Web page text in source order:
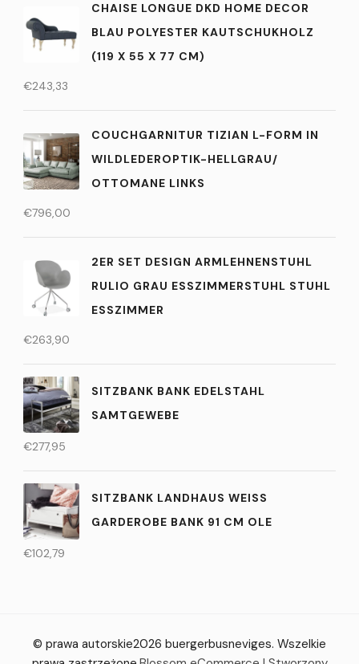
CHAISE LONGUE DKD HOME DECOR
BLAU POLYESTER KAUTSCHUKHOLZ
(119 X 55 X 77 CM)
€243,33
COUCHGARNITUR TIZIAN L-FORM IN
WILDLEDEROPTIK-HELLGRAU/
OTTOMANE LINKS
€796,00
2ER SET DESIGN ARMLEHNENSTUHL
RULIO GRAU ESSZIMMERSTUHL STUHL
ESSZIMMER
€263,90
SITZBANK BANK EDELSTAHL
SAMTGEWEBE
€277,95
SITZBANK LANDHAUS WEISS G
ARDEROBE BANK 91 CM OLE
€102,79
© prawa autorskie2026 buergerbusneviges. Wszelkie